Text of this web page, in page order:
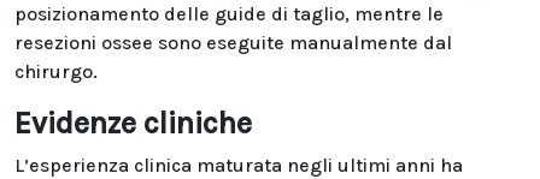
posizionamento delle guide di taglio, mentre le
resezioni ossee sono eseguite manualmente dal
chirurgo.
Evidenze cliniche
L’esperienza clinica maturata negli ultimi anni ha